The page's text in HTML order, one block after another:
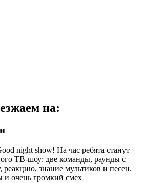
на:
night show! На час ребята станут
ТВ-шоу: две команды, раунды с
реакцию, знание мультиков и песен.
и очень громкий смех